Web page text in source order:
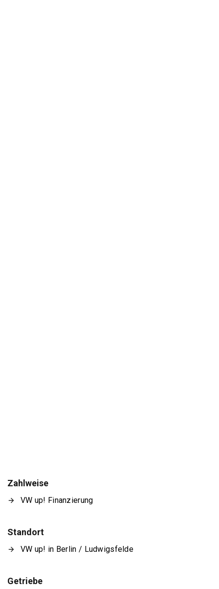
Zahlweise
VW up! Finanzierung
Standort
VW up! in Berlin / Ludwigsfelde
Getriebe